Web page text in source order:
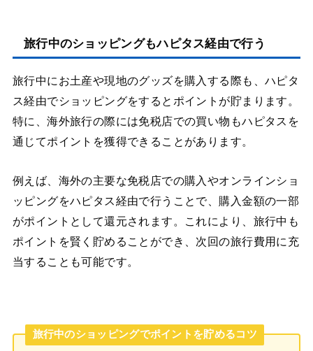
旅行中のショッピングもハピタス経由で行う
旅行中にお土産や現地のグッズを購入する際も、ハピタ
ス経由でショッピングをするとポイントが貯まります。
特に、海外旅行の際には免税店での買い物もハピタスを
通じてポイントを獲得できることがあります。
例えば、海外の主要な免税店での購入やオンラインショ
ッピングをハピタス経由で行うことで、購入金額の一部
がポイントとして還元されます。これにより、旅行中も
ポイントを賢く貯めることができ、次回の旅行費用に充
当することも可能です。
旅行中のショッピングでポイントを貯めるコツ